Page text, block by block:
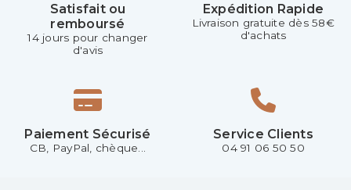
Satisfait ou
remboursé
14 jours pour changer
d'avis
Expédition Rapide
Livraison gratuite dès 58€
d'achats
Paiement Sécurisé
CB, PayPal, chèque...
Service Clients
04 91 06 50 50